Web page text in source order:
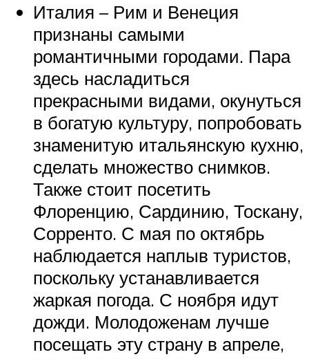
Италия – Рим и Венеция
признаны самыми
романтичными городами. Пара
здесь насладиться
прекрасными видами, окунуться
в богатую культуру, попробовать
знаменитую итальянскую кухню,
сделать множество снимков.
Также стоит посетить
Флоренцию, Сардинию, Тоскану,
Сорренто. С мая по октябрь
наблюдается наплыв туристов,
поскольку устанавливается
жаркая погода. С ноября идут
дожди. Молодоженам лучше
посещать эту страну в апреле,